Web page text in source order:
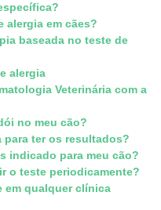
alergia em cães?
baseada no teste de
alergia
Veterinária com a
no meu cão?
para ter os resultados?
indicado para meu cão?
o teste periodicamente?
em qualquer clínica